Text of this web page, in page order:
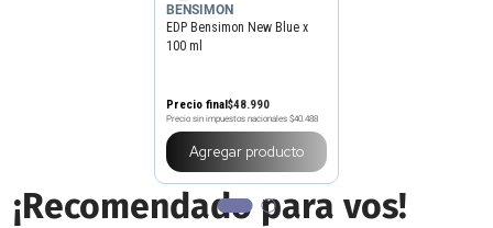
BENSIMON
EDP Bensimon New Blue x
100 ml
Precio final$48.990
Precio sin impuestos nacionales $40.488
Agregar producto
¡Recomendado para vos!